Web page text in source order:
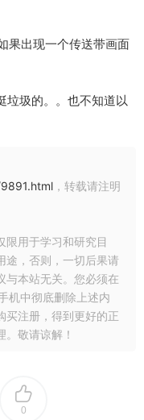
果出现一个传送带画面
垃圾的。。也不知道以
，转载请注明
限用于学习和研究目
途，否则，一切后果请
与本站无关。您必须在
机中彻底删除上述内
买注册，得到更好的正
敬请谅解！
0